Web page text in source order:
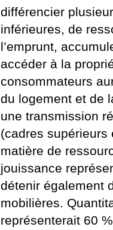
différencier
inférieures, de
l’emprunt,
accéder à la
consommateurs
du logement et de
une transmission
(cadres
matière de
jouissance
détenir également
mobilières.
représenterait 60